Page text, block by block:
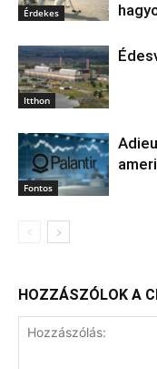
Érdekes
Itthon
Fontos
HOZZÁSZÓLOK A